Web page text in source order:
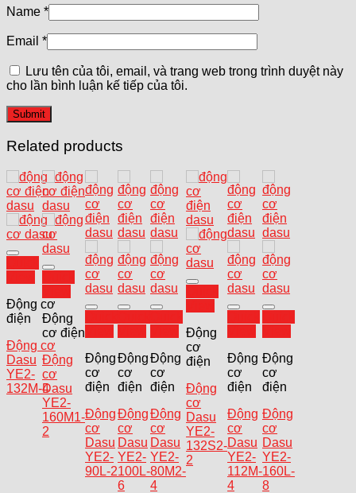
Name *
Email *
Lưu tên của tôi, email, và trang web trong trình duyệt này
cho lần bình luận kế tiếp của tôi.
Related products
Add to
wishlist
Động cơ
điện
Động cơ
Dasu
YE2-
132M-4
Add to
wishlist
Động
cơ điện
Động
cơ
Dasu
YE2-
160M1-
2
Add to
wishlist
Động
cơ
điện
Động
cơ
Dasu
YE2-
90L-2
Add to
wishlist
Động
cơ
điện
Động
cơ
Dasu
YE2-
100L-
6
Add to
wishlist
Động
cơ
điện
Động
cơ
Dasu
YE2-
80M2-
4
Add to
wishlist
Động
cơ
điện
Động
cơ
Dasu
YE2-
132S2-
2
Add to
wishlist
Động
cơ
điện
Động
cơ
Dasu
YE2-
112M-
4
Add to
wishlist
Động
cơ
điện
Động
cơ
Dasu
YE2-
160L-
8